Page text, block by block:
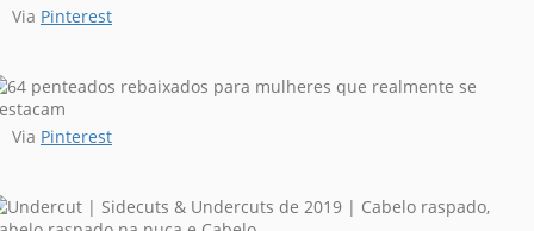
Via Pinterest
Via Pinterest